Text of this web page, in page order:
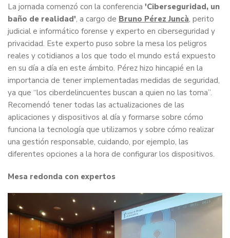
La jornada comenzó con la conferencia 'Ciberseguridad, un
baño de realidad', a cargo de Bruno Pérez Juncà, perito
judicial e informático forense y experto en ciberseguridad y
privacidad. Este experto puso sobre la mesa los peligros
reales y cotidianos a los que todo el mundo está expuesto
en su día a día en este ámbito. Pérez hizo hincapié en la
importancia de tener implementadas medidas de seguridad,
ya que “los ciberdelincuentes buscan a quien no las toma”.
Recomendó tener todas las actualizaciones de las
aplicaciones y dispositivos al día y formarse sobre cómo
funciona la tecnología que utilizamos y sobre cómo realizar
una gestión responsable, cuidando, por ejemplo, las
diferentes opciones a la hora de configurar los dispositivos.
Mesa redonda con expertos